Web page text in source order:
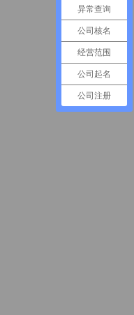
异常查询
公司核名
经营范围
公司起名
公司注册